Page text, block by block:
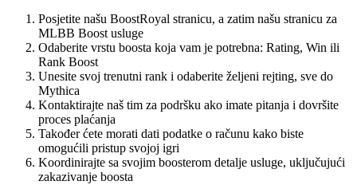
Posjetite našu BoostRoyal stranicu, a zatim našu stranicu za
MLBB Boost usluge
Odaberite vrstu boosta koja vam je potrebna: Rating, Win ili
Rank Boost
Unesite svoj trenutni rank i odaberite željeni rejting, sve do
Mythica
Kontaktirajte naš tim za podršku ako imate pitanja i dovršite
proces plaćanja
Također ćete morati dati podatke o računu kako biste
omogućili pristup svojoj igri
Koordinirajte sa svojim boosterom detalje usluge, uključujući
zakazivanje boosta